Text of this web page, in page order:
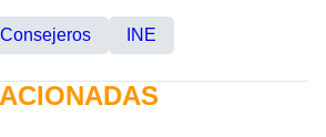
Consejeros INE